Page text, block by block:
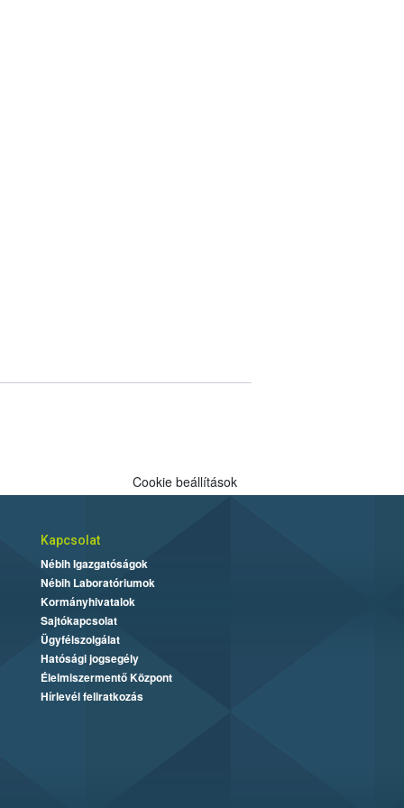
Cookie beállítások
Kapcsolat
Nébih Igazgatóságok
Nébih Laboratóriumok
Kormányhivatalok
Sajtókapcsolat
Ügyfélszolgálat
Hatósági jogsegély
Élelmiszermentő Központ
Hírlevél feliratkozás